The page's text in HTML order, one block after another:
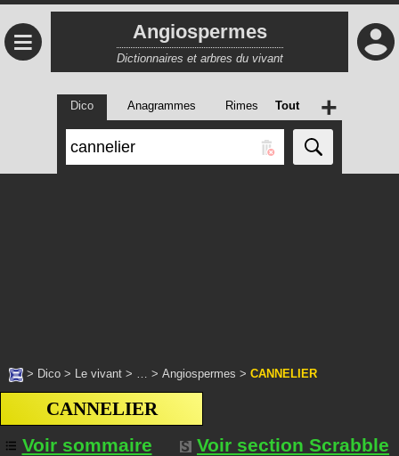
≡ Angiospermes
Dictionnaires et arbres du vivant
Dico Anagrammes Rimes Tout +
> Dico > Le vivant > … > Angiospermes > CANNELIER
CANNELIER
Voir sommaire
Voir section Scrabble